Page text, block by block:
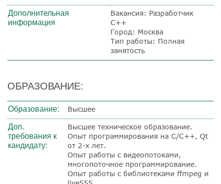
Дополнительная
информация
Вакансия: Разработчик
С++
Город: Москва
Тип работы: Полная
занятость
ОБРАЗОВАНИЕ:
Образование: Высшее
Доп.
требования к
кандидату:
Высшее техническое образование.
Опыт программирования на С/С++, Qt
от 2-х лет.
Опыт работы с видеопотоками,
многопоточное программирование.
Опыт работы с библиотеками ffmpeg и